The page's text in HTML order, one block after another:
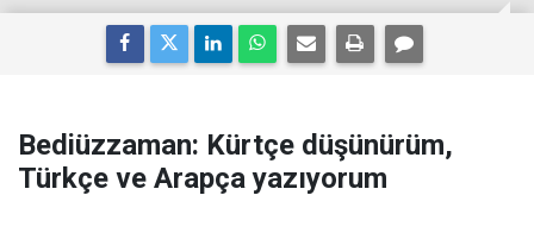
Bediüzzaman: Kürtçe düşünürüm,
Türkçe ve Arapça yazıyorum